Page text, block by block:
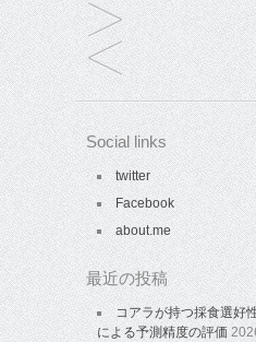
Social links
twitter
Facebook
about.me
最近の投稿
コアラが持つ採食選好
による予測精度の評価